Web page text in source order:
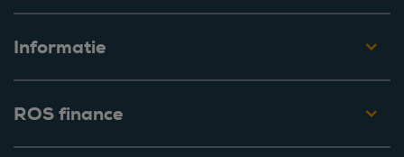
Informatie
ROS finance